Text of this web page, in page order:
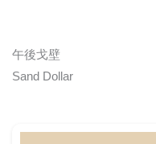
午後戈壁
Sand Dollar